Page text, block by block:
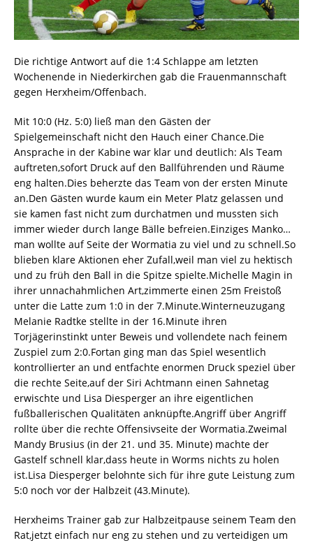
Die richtige Antwort auf die 1:4 Schlappe am letzten
Wochenende in Niederkirchen gab die Frauenmannschaft
gegen Herxheim/Offenbach.
Mit 10:0 (Hz. 5:0) ließ man den Gästen der
Spielgemeinschaft nicht den Hauch einer Chance.Die
Ansprache in der Kabine war klar und deutlich: Als Team
auftreten,sofort Druck auf den Ballführenden und Räume
eng halten.Dies beherzte das Team von der ersten Minute
an.Den Gästen wurde kaum ein Meter Platz gelassen und
sie kamen fast nicht zum durchatmen und mussten sich
immer wieder durch lange Bälle befreien.Einziges Manko…
man wollte auf Seite der Wormatia zu viel und zu schnell.So
blieben klare Aktionen eher Zufall,weil man viel zu hektisch
und zu früh den Ball in die Spitze spielte.Michelle Magin in
ihrer unnachahmlichen Art,zimmerte einen 25m Freistoß
unter die Latte zum 1:0 in der 7.Minute.Winterneuzugang
Melanie Radtke stellte in der 16.Minute ihren
Torjägerinstinkt unter Beweis und vollendete nach feinem
Zuspiel zum 2:0.Fortan ging man das Spiel wesentlich
kontrollierter an und entfachte enormen Druck speziel über
die rechte Seite,auf der Siri Achtmann einen Sahnetag
erwischte und Lisa Diesperger an ihre eigentlichen
fußballerischen Qualitäten anknüpfte.Angriff über Angriff
rollte über die rechte Offensivseite der Wormatia.Zweimal
Mandy Brusius (in der 21. und 35. Minute) machte der
Gastelf schnell klar,dass heute in Worms nichts zu holen
ist.Lisa Diesperger belohnte sich für ihre gute Leistung zum
5:0 noch vor der Halbzeit (43.Minute).
Herxheims Trainer gab zur Halbzeitpause seinem Team den
Rat,jetzt einfach nur eng zu stehen und zu verteidigen um